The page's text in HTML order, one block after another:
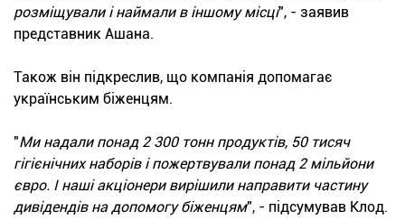
розміщували і наймали в іншому місці", - заявив
представник Ашана.
Також він підкреслив, що компанія допомагає
українським біженцям.
"Ми надали понад 2 300 тонн продуктів, 50 тисяч
гігієнічних наборів і пожертвували понад 2 мільйони
євро. І наші акціонери вирішили направити частину
дивідендів на допомогу біженцям", - підсумував Клод.